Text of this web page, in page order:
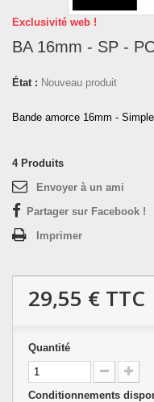
Exclusivité web !
BA 16mm - SP -
État : Nouveau produit
Bande amorce 16mm -
4 Produits
Envoyer à un ami
Partager sur Facebook !
Imprimer
29,55 € TTC
Quantité
Conditionnements